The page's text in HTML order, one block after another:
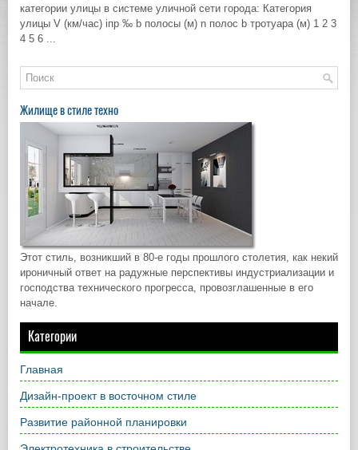
категории улицы в системе уличной сети города: Категория
улицы V (км/час) iпр ‰ b полосы (м) n полос b тротуара (м) 1 2 3
4 5 6 ...
Жилище в стиле техно
Этот стиль, возникший в 80-е годы прошлого столетия, как некий
ироничный ответ на радужные перспективы индустриализации и
господства технического прогресса, провозглашенные в его
начале.
Категории
Главная
Дизайн-проект в восточном стиле
Развитие районной планировки